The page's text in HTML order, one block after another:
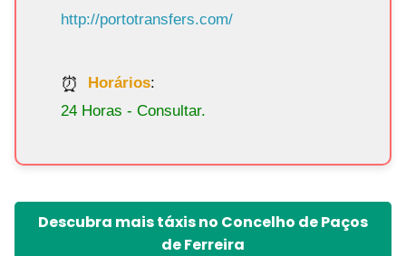
http://portotransfers.com/
Horários:
24 Horas - Consultar.
Descubra mais táxis no Concelho de Paços
de Ferreira